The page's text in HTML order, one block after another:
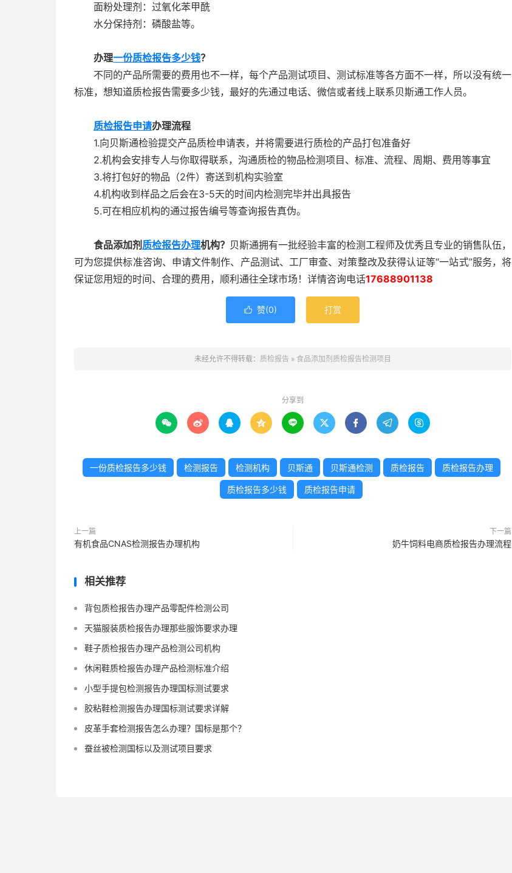
面粉处理剂：过氧化苯甲酰
水分保持剂：磷酸盐等。
办理一份质检报告多少钱？
不同的产品所需要的费用也不一样，每个产品测试项目、测试标准等各方面不一样，所以没有统一
标准，想知道质检报告需要多少钱，最好的先通过电话、微信或者线上联系贝斯通工作人员。
质检报告申请办理流程
1.向贝斯通检验提交产品质检申请表，并将需要进行质检的产品打包准备好
2.机构会安排专人与你取得联系，沟通质检的物品检测项目、标准、流程、周期、费用等事宜
3.将打包好的物品（2件）寄送到机构实验室
4.机构收到样品之后会在3-5天的时间内检测完毕并出具报告
5.可在相应机构的通过报告编号等查询报告真伪。
食品添加剂 质检报告办理机构？ 贝斯通拥有一批经验丰富的检测工程师及优秀且专业的销售队伍，
可为您提供标准咨询、申请文件制作、产品测试、工厂审查、对策整改及获得认证等“一站式”服务，将
保证您用短的时间、合理的费用，顺利通往全球市场！详情咨询电话17688901138
 赞(0) 打赏
未经允许不得转载： 质检报告 » 食品添加剂质检报告检测项目
分享到
        
一份质检报告多少钱 检测报告 检测机构 贝斯通 贝斯通检测 质检报告 质检报告办理
质检报告多少钱 质检报告申请
上一篇
有机食品CNAS检测报告办理机构
下一篇
奶牛饲料电商质检报告办理流程
相关推荐
背包质检报告办理产品零配件检测公司
天猫服装质检报告办理那些服饰要求办理
鞋子质检报告办理产品检测公司机构
休闲鞋质检报告办理产品检测标准介绍
小型手提包检测报告办理国标测试要求
胶粘鞋检测报告办理国标测试要求详解
皮革手套检测报告怎么办理？国标是那个？
蚕丝被检测国标以及测试项目要求